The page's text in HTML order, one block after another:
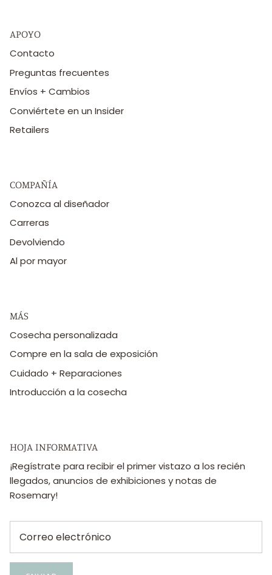
APOYO
Contacto
Preguntas frecuentes
Envíos + Cambios
Conviértete en un Insider
Retailers
COMPAÑÍA
Conozca al diseñador
Carreras
Devolviendo
Al por mayor
MÁS
Cosecha personalizada
Compre en la sala de exposición
Cuidado + Reparaciones
Introducción a la cosecha
HOJA INFORMATIVA
¡Regístrate para recibir el primer vistazo a los recién
llegados, anuncios de exhibiciones y notas de
Rosemary!